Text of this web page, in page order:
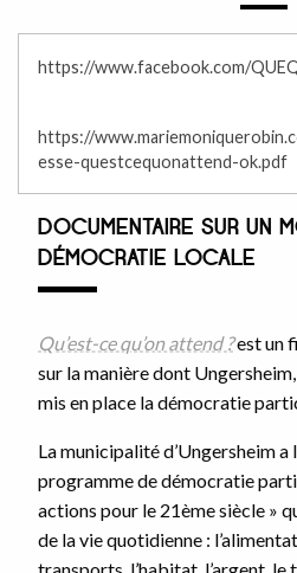
https://www.facebook.com/
https://
esse-questcequonattend-ok.pdf
DOCUMENTAIRE SUR UN
DÉMOCRATIE LOCALE
Qu’est-ce qu’on attend ?est un
sur la manière dont
mis en place la démocratie
La municipalité d’Ungersheim a
programme de démocratie
actions pour le 21ème siècle »
de la vie quotidienne :
transports, l’habitat, l’argent, le